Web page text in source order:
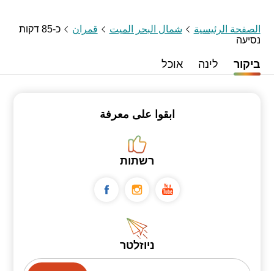
الصفحة الرئيسية شمال البحر الميت قمران
כ-85 דקות
נסיעה
ביקור לינה אוכל
ابقوا على معرفة
רשתות
ניוזלטר